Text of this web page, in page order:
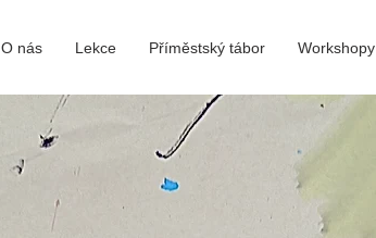
O nás Lekce Příměstský tábor Workshopy